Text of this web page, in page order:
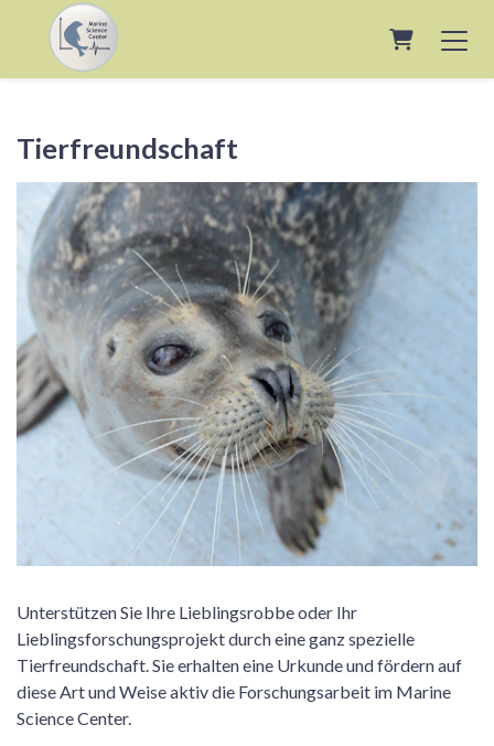
Tierfreundschaft
Unterstützen Sie Ihre Lieblingsrobbe oder Ihr
Lieblingsforschungsprojekt durch eine ganz spezielle
Tierfreundschaft. Sie erhalten eine Urkunde und fördern auf
diese Art und Weise aktiv die Forschungsarbeit im Marine
Science Center.